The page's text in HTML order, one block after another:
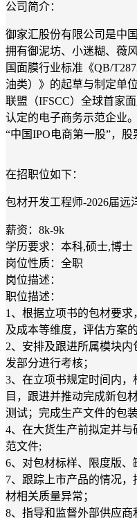
公司简介：
御家汇股份有限公司是中
拥有御泥坊、小迷糊、薇
国面膜行业标准《QB/
油类）》的起草与制定单
联盟（IFSCC）全球首家
认定的电子商务示范企业
“中国IPO电商第一股”，股
在招职位如下：
包材开发工程师-2026届远
薪资：8k-9k
学历要求：本科,硕士,博士
岗位性质：全职
岗位描述：
职位描述：
1、根据立项书的包材要
及成本等维度，评估方案
2、安排及跟进所属模块
发部分进行考核；
3、在立项书规定时间内
目，跟进并推动完成新包
测试；完成生产文件的包
4、在大货生产前拟定并
范文件;
6、对包材标样、限度版、
7、跟踪上市产品的情况
材相关质量异常；
8、指导和监督外部供应商